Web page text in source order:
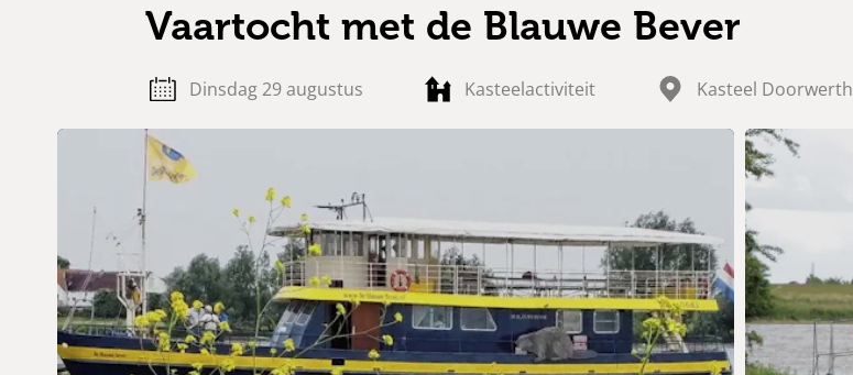
Vaartocht met de Blauwe Bever
dinsdag 29 augustus Kasteelactiviteit Kasteel Doorwerth